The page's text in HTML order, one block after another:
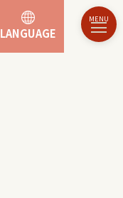
LANGUAGE